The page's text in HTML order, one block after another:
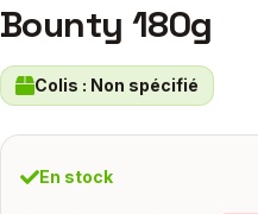
Bounty 180g
Colis : Non spécifié
En stock